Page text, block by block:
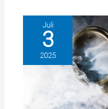
Juli
3
2025